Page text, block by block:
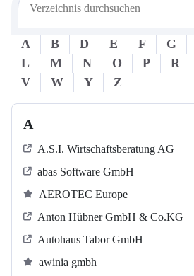
A B D E F G
L
M N O P R
V
W Y Z
A
A.S.I. Wirtschaftsberatung AG
abas Software GmbH
AEROTEC Europe
Anton Hübner GmbH & Co.KG
Autohaus Tabor GmbH
awinia gmbh